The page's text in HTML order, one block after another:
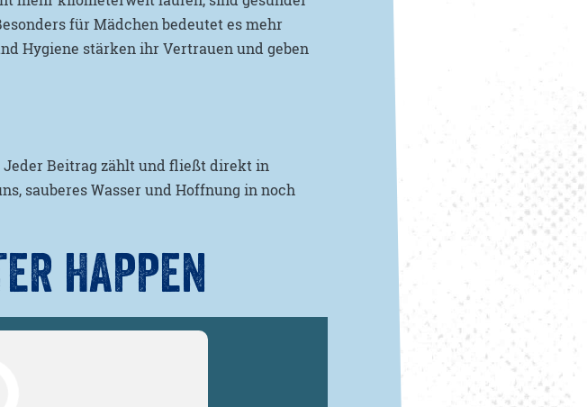
für Mädchen bedeutet es mehr
Hygiene stärken ihr Vertrauen und geben
Jeder Beitrag zählt und fließt direkt in
sauberes Wasser und Hoffnung in noch
HAPPEN